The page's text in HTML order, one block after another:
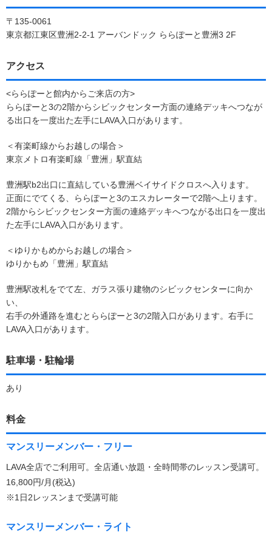
〒135-0061
東京都江東区豊洲2-2-1 アーバンドック ららぽーと豊洲3 2F
アクセス
<ららぽーと館内からご来店の方>
ららぽーと3の2階からシビックセンター方面の連絡デッキへつなが
る出口を一度出た左手にLAVA入口があります。
＜有楽町線からお越しの場合＞
東京メトロ有楽町線「豊洲」駅直結
豊洲駅b2出口に直結している豊洲ベイサイドクロスへ入ります。
正面にでてくる、ららぽーと3のエスカレーターで2階へ上ります。
2階からシビックセンター方面の連絡デッキへつながる出口を一度出
た左手にLAVA入口があります。
＜ゆりかもめからお越しの場合＞
ゆりかもめ「豊洲」駅直結
豊洲駅改札をでて左、ガラス張り建物のシビックセンターに向か
い、
右手の外通路を進むとららぽーと3の2階入口があります。右手に
LAVA入口があります。
駐車場・駐輪場
あり
料金
マンスリーメンバー・フリー
LAVA全店でご利用可。全店通い放題・全時間帯のレッスン受講可。
16,800円/月(税込)
※1日2レッスンまで受講可能
マンスリーメンバー・ライト